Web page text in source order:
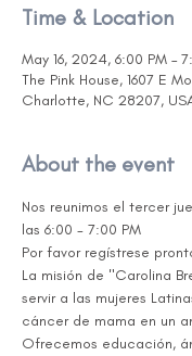
Time & Location
May 16, 2024, 6:00 PM –
The Pink House, 1607 E
Charlotte, NC 28207,
About the event
Nos reunimos el tercer
las 6:00 - 7:00 PM
Por favor regístrese
La misión de "Carolina
servir a las mujeres
cáncer de mama en un
Ofrecemos educación,